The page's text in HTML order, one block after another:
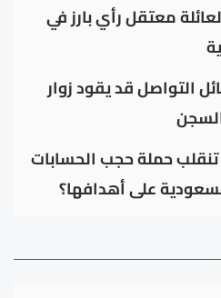
معتقل رأي بارز في
التواصل قد يقود زوار
تنقلب حملة حجب الحسابات
على أهدافها؟